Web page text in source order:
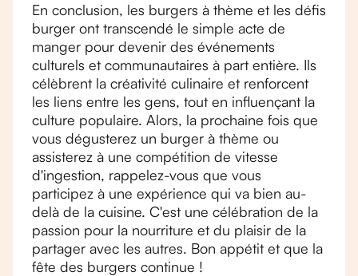
En conclusion, les burgers à thème et les défis
burger ont transcendé le simple acte de
manger pour devenir des événements
culturels et communautaires à part entière. Ils
célèbrent la créativité culinaire et renforcent
les liens entre les gens, tout en influençant la
culture populaire. Alors, la prochaine fois que
vous dégusterez un burger à thème ou
assisterez à une compétition de vitesse
d'ingestion, rappelez-vous que vous
participez à une expérience qui va bien au-
delà de la cuisine. C'est une célébration de la
passion pour la nourriture et du plaisir de la
partager avec les autres. Bon appétit et que la
fête des burgers continue !